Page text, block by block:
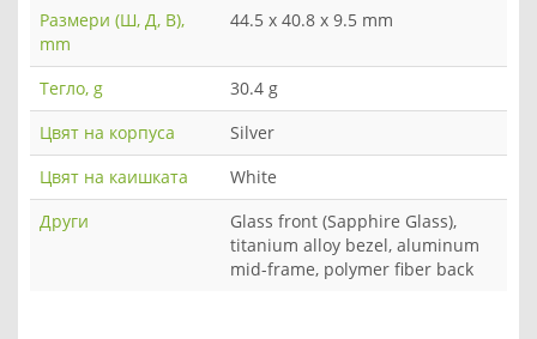
Размери (Ш, Д, В),
mm
44.5 x 40.8 x 9.5 mm
Тегло, g
30.4 g
Цвят на корпуса
Silver
Цвят на каишката
White
Други
Glass front (Sapphire Glass),
titanium alloy bezel, aluminum
mid-frame, polymer fiber back